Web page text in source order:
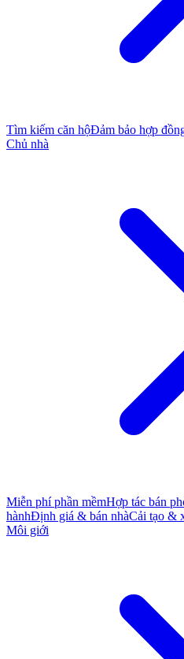
Tìm kiếm căn hộĐảm bảo hợp
Chủ nhà
Miễn phí phần mềmHợp tác bán
hànhĐịnh giá & bán nhàCải tạo &
Môi giới